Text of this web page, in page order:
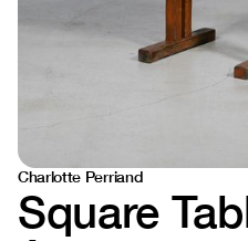
Charlotte Perriand
Square